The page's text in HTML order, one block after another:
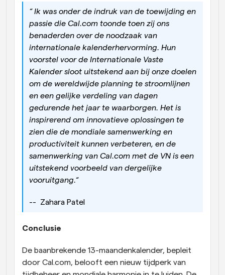
“ Ik was onder de indruk van de toewijding en
passie die Cal.com toonde toen zij ons
benaderden over de noodzaak van
internationale kalenderhervorming. Hun
voorstel voor de Internationale Vaste
Kalender sloot uitstekend aan bij onze doelen
om de wereldwijde planning te stroomlijnen
en een gelijke verdeling van dagen
gedurende het jaar te waarborgen. Het is
inspirerend om innovatieve oplossingen te
zien die de mondiale samenwerking en
productiviteit kunnen verbeteren, en de
samenwerking van Cal.com met de VN is een
uitstekend voorbeeld van dergelijke
vooruitgang.“
--  Zahara Patel
Conclusie
De baanbrekende 13-maandenkalender, bepleit
door Cal.com, belooft een nieuw tijdperk van